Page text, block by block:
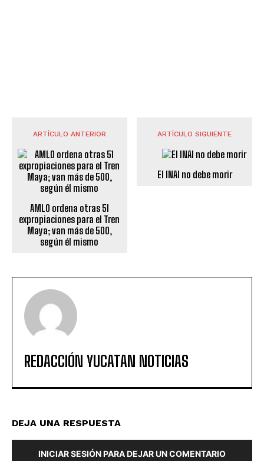
ARTÍCULO ANTERIOR
AMLO ordena otras 51
expropiaciones para el Tren
Maya; van más de 500,
según él mismo
ARTÍCULO SIGUIENTE
El INAI no debe morir
REDACCIÓN YUCATAN NOTICIAS
DEJA UNA RESPUESTA
INICIAR SESIÓN PARA DEJAR UN COMENTARIO